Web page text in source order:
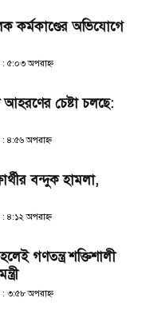
কর্মকাণ্ডের অভিযোগে
৫:০৩ অপরাহ্ণ
চেষ্টা চলছে:
৪:৫৬ অপরাহ্ণ
বন্দুক হামলা,
৪:১২ অপরাহ্ণ
গণতন্ত্র শক্তিশালী
৩:৫৮ অপরাহ্ণ